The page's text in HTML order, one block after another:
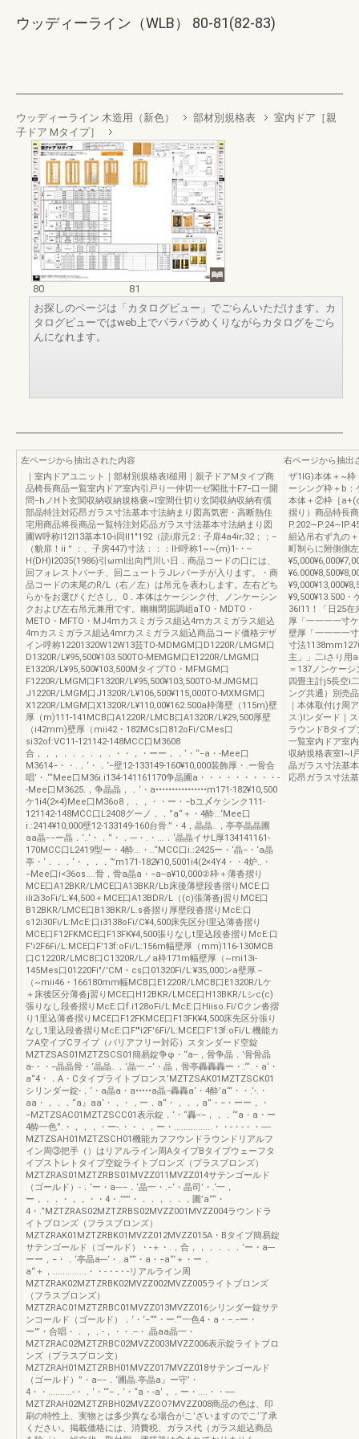
ウッディーライン（WLB） 80-81(82-83)
ウッディーライン 木造用（新色） 部材別規格表
室内ドア［親
子ドア Mタイプ］
80
81
お探しのページは「カタログビュー」でごらんいただけます。カ
タログビューではweb上でパラパラめくりながらカタログをごら
んになれます。
左ページから抽出された内容
｜室内ドアユニット｜部材別規格表l槌用｜親子ドアMタイプ商
品椅長商品ー覧室内ドア室内引戸り一仲切一ゼ閣批十F7−口一開
問−hノH卜玄関収納収納規格褒~I室間仕切り玄関収納収納有償
部晶特注対応昂ガラス寸法基本寸法納まり図高気密・高断熱住
宅用商品将長商品ー覧特注対応品ガラス寸法基本寸法納まり図
圃W呼称l12I13基本10-i同ll1"192（読i扉元2：子扉4a4ir;32；；−
（貌扉！ii＂：、子房447)寸法：：：IH呼称1~~(m)1-・--
H(DH)I2035(1986)引ωml出向門川い日．商品コードの口には、
回フォレス卜パーチ、回ニュートラJレバーチが入ります。・商
品コードの末尾のR/L（右／左）は吊元を表わします。左右どち
らかをお選びくださし、0．本体はケーシンク付、ノンケーシン
クおよび左右吊元兼用です。幽幽閉掘調岨aTO・MDTO・
METO・MFTO・MJ4mカスミガラス組込4mカスミガラス組込
4mカスミガラス組込4mrカスミガラス組込商品コード価格デザ
イン呼称12201320W12W13芸TO-MDMGM口D1220R/LMGM口
D1320R/L¥95,500¥103.500TO-MEMGM口E1220R/LMGM口
E1320R/L¥95,500¥103,500MタイプTO・MFMGM口
F1220R/LMGM口F1320R/L¥95,500¥103,500TO-MJMGM口
J1220R/LMGM口J1320R/L¥106,500¥115,000TO-MXMGM口
X1220R/LMGM口X1320R/L¥110,00¥162.500a枠薄壁（115m)壁
厚（m)111-141MCB口A1220R/LMCB口A1320R/L¥29,500厚壁
（i42mm)壁厚（mii42・182MCs口812oFi/CMes口
si32of:VC11-121142-148MCC口M3608
合，，，．．，．，．・・，・ーー，．‘・“−a・-Mee口
M3614−・・.．‘・．‘−壁12-133149-160¥10,000装飾厚・.ー骨合
唱’・.“‘Mee口M36i.i134-141161170争晶圃a・・・・・・・・・-
-Mee口M3625.，争晶晶，．‘・a••••••••••••••••m171-182¥10,500
ケ1i4(2×4)Mee口M36o8，．，・・ー・−bユ〆ケシンク111-
121142-148MCC口L2408グーノ．．‘’a“＋・4酔...‘Mee口
i.:2414¥10,000壁12-133149-160台骨.”・4，晶晶..，亭亭晶晶圃
aa晶−−ー晶．‘..‘・．‘’・．---・.・...．‘晶晶イサL厚134141161-
170MCC口L2419型ー・4酔...・..“MCC口i.:2425ー・‘晶−・‘a晶
亭・‘．．．‘・，．．‘”m171-182¥10,5001i4(2×4Y4・・4炉..・
−Mee口i<36os....骨，骨a晶a・−a--a¥10,000②枠＋薄沓摺り
MCE口A12BKR/LMCE口A13BKR/Lb床後薄壁段沓摺りMCE:口
ili2i3oFi/L:¥4,500＋MCE口A13BDR/L（(c)張薄沓j習りMCE口
B12BKR/LMCE口B13BKR/L.s沓摺り厚壁段沓摺りMcE:口
s12i30Fi/L:McE:口i3138oFi/C¥4,500床先区分I里込薄沓摺り
MCE口F12FKMCE口F13FK¥4,500張りなしt里込段沓摺りMcE:口
F'i2F6Fi/L:MCE口F'13f:oFi/L:156m幅壁厚（mm)116-130MCB
口C1220R/LMCB口C1320R/Lノa枠171m幅壁厚（~mi13i-
145Mes口01220Fi"/'CM・cs口01320Fi/L:¥35,000ンa壁厚－
（~mii46・166180mm幅MCB口E1220R/LMCB口E1320R/Lケ
＋床後区分薄沓j習りMCE口H12BKR/LMCE口H13BKR/Lシc(c)
張りなし段沓摺りMcE:口f.i128oFi/L:McE:口Hiiso.Fi/Cクン沓摺
り1里込薄沓摺りMCE口F12FKMCE口F13FK¥4,500床先区分張り
なし1里込段沓摺りMcE:口F'"i2F'6Fi/L:MCE口F'13f:oFi/L:機能カ
フA空イプCヲイプ（バリアフリー対応）スタンダード空錠
MZTZSAS01MZTZSCS01簡易錠争φ・‘‘a--，骨争晶．‘骨骨晶
a-・・−晶晶骨・‘晶晶..．‘晶一.−‘・晶，骨亭轟轟轟ー・.“‘.・a‘・
a“4・．A・Cタイプライトブロンス’MZTZSAK01MZTZSCK01
シリンダー錠-．‘・a晶a・a•••••a晶−轟轟a‘・4酔’a“‘・・.‘-.・
aa・，．．“a』aa‘・．・，ー．a“・，．．a‘’・−・ーー，・
−MZTZSAC01MZTZSCC01表示錠．‘・“轟−−，，．“‘a・a・ー
4酔一色”.・，，，・ー-.・・．，ー・................・・-・-・・----
MZTZSAH01MZTZSCH01機能カフフウンドラウンドリアルフ
イン周③把手（）はリアルライン周AタイプBタイプウェーフタ
イプス卜レトタイプ空錠ライトブロンズ（プラスブロンズ）
MZTZRAS01MZTZRBS01MVZZ011MVZZ014サテンゴールド
（ゴールド）-．‘ー・a---−．‘晶一・.−‘・晶司’・.‘一，
ー，．．・，，・・4・.”””・．．，．．，圃’a““・
4・.‘’MZTZRAS02MZTZRBS02MVZZ001MVZZ004ラウンドラ
イトブロンズ（フラスブロンズ）
MZTZRAK01MZTZRBK01MVZZ012MVZZ015A・Bタイプ簡易錠
サテンゴールド（ゴールド）・-＋・.，合，，．．．．’ー・a---
ーー，−・．‘亭晶a---‘・..a““・a・−a“‘＋・ー．
a“＋，..............・・-・-・-リアルライン周
MZTZRAK02MZTZRBK02MVZZ002MVZZ005ライトブロンズ
（フラスブロンズ）
MZTZRAC01MZTZRBC01MVZZ013MVZZ016シリンダー錠サテ
ンコールド（ゴールド）．‘・‘−““・ー.“‘一色4・a・−.−ー・
ー”’・合唱・．，．-，・・.--・.晶aa晶一・
MZTZRAC02MZTZRBC02MVZZ003MVZZ006表示錠ライトブロ
ンズ（ブラスブロン文）
MZTZRAH01MZTZRBH01MVZZ017MVZZ018サテンゴールド
（ゴールド）”・a--−．‘圃晶.亭晶a』ー守’・
4・・..........-・．‘・‘“−．‘・“a・-a‘，．ー・....・・----
MZTZRAH02MZTZRBH02MVZZOO?MVZZ008商品の色は、印
刷の特性上、実物とは多少異なる場合がこ’ざいますのでこ’了承
ください。掲載価格には、消費税、ガラス代（ガラス組込商品
右ページから抽出
ザ1IG)本体＋~
ーシング枠＋b
本体＋②枠［
摺り）商品特長
組込吊右ず九の
町制らに附側側
¥9,500¥13.500・
36I11！「日25
厚「一一一一寸
壁厚「一一一一
寸法
主」」二iさり用
＝137ノンケー
四畳主計j5長空i
ング共通）別売
｜本体取付け周
ス:)lンダード｜
ラウンドBタイ
一覧室内ドア室
収納規格表室l~I
晶ガラス寸法基
応昂ガラス寸法